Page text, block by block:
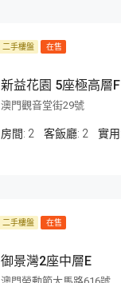
二手樓盤 在售
新益花園 5座極高層F
澳門觀音堂街29號
房間: 2 客飯廳: 2
二手樓盤 在售
御景灣2座中層E